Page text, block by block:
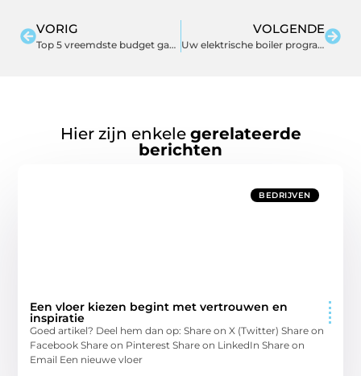
VORIG
Top 5 vreemdste budget gadgets voor in de auto
VOLGENDE
Uw elektrische boiler programmeren om op de voordeligste tijden te verwarmen.
Hier zijn enkele gerelateerde
berichten
BEDRIJVEN
Een vloer kiezen begint met vertrouwen en
inspiratie
Goed artikel? Deel hem dan op: Share on X (Twitter) Share on
Facebook Share on Pinterest Share on LinkedIn Share on
Email Een nieuwe vloer